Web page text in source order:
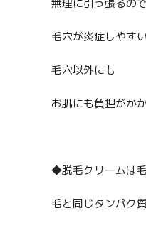
無理に引っ張るので
毛穴が炎症しやすい
毛穴以外にも
お肌にも負担がかか
◆脱毛クリームは
毛と同じタンパク